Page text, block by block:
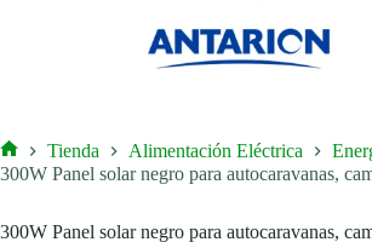
Inicio
Tienda Alimentación Eléctrica
300W Panel solar negro para autocaravanas,
300W Panel solar negro para autocaravanas,